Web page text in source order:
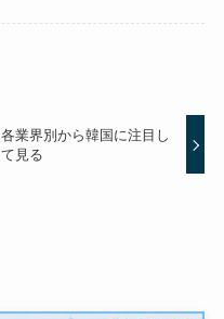
各業界別から韓国に注目し
て見る